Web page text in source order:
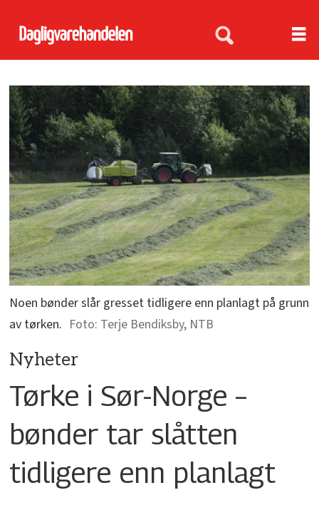
Noen bønder slår gresset tidligere enn planlagt på grunn
av tørken.
Terje Bendiksby, NTB
Nyheter
Tørke i Sør-Norge –
bønder tar slåtten
tidligere enn planlagt